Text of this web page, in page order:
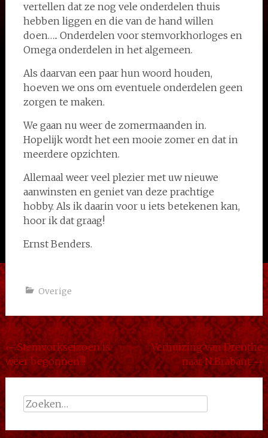
vertellen dat ze nog vele onderdelen thuis
hebben liggen en die van de hand willen
doen….. Onderdelen voor stemvorkhorloges en
Omega onderdelen in het algemeen.
Als daarvan een paar hun woord houden,
hoeven we ons om eventuele onderdelen geen
zorgen te maken.
We gaan nu weer de zomermaanden in.
Hopelijk wordt het een mooie zomer en dat in
meerdere opzichten.
Allemaal weer veel plezier met uw nieuwe
aanwinsten en geniet van deze prachtige
hobby. Als ik daarin voor u iets betekenen kan,
hoor ik dat graag!
Ernst Benders.
Overige
Bericht
navigatie
←Stemvorkseizoen is
weer begonnen!!!
Verhuizing van Drenthe
naar N.Brabant→
Zoeken